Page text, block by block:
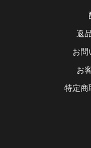
返
お問
お
特定商